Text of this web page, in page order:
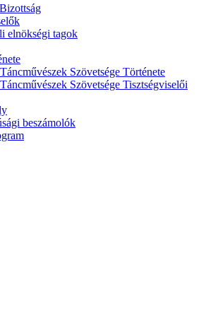
elnökségi tagok
Szövetsége Története
Szövetsége Tisztségviselői
beszámolók